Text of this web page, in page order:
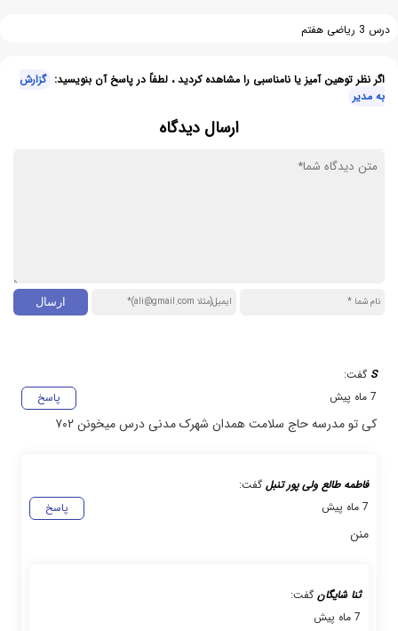
درس 3 ریاضی هفتم
اگر نظر توهین آمیز یا نامناسبی را مشاهده کردید ، لطفاً در پاسخ آن بنویسید: گزارش
به مدیر
ارسال دیدگاه
S گفت:
پاسخ
7 ماه پیش
کی تو مدرسه حاج سلامت همدان شهرک مدنی درس میخونن ۷۰۲
فاطمه طالع ولی پور تنبل گفت:
پاسخ
7 ماه پیش
منن
ثنا شایگان گفت:
7 ماه پیش